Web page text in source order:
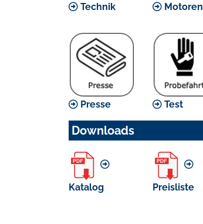
Technik Motoren
Presse Test
Downloads
Katalog Preisliste